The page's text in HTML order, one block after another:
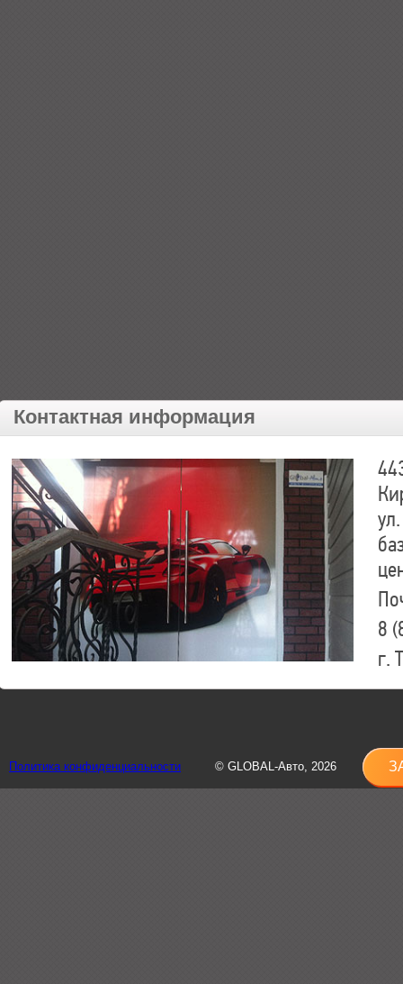
Контактная информация
8
г.
8
Политика конфиденциальности © GLOBAL-Авто, 2026